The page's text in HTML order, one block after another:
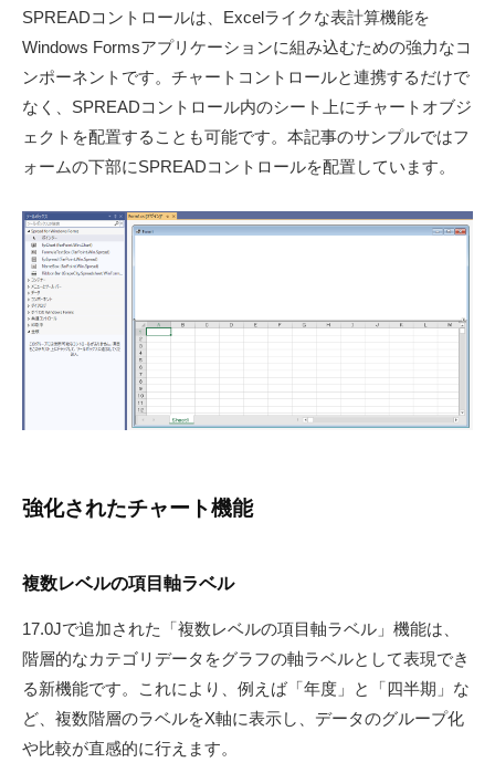
SPREADコントロールは、Excelライクな表計算機能を
Windows Formsアプリケーションに組み込むための強力なコ
ンポーネントです。チャートコントロールと連携するだけで
なく、SPREADコントロール内のシート上にチャートオブジ
ェクトを配置することも可能です。本記事のサンプルではフ
ォームの下部にSPREADコントロールを配置しています。
強化されたチャート機能
複数レベルの項目軸ラベル
17.0Jで追加された「複数レベルの項目軸ラベル」機能は、
階層的なカテゴリデータをグラフの軸ラベルとして表現でき
る新機能です。これにより、例えば「年度」と「四半期」な
ど、複数階層のラベルをX軸に表示し、データのグループ化
や比較が直感的に行えます。